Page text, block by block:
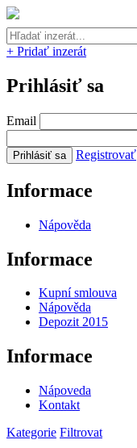
+ Pridať inzerát
Prihlásiť sa
Email
Registrovať
Informace
Nápověda
Informace
Kupní smlouva
Nápověda
Depozit 2015
Informace
Nápoveda
Kontakt
Kategorie Filtrovat